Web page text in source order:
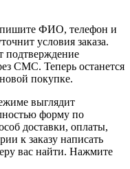
ФИО, телефон и
условия заказа.
подтверждение
СМС. Теперь останется
покупке.
выглядит
форму по
доставки, оплаты,
к заказу написать
вас найти. Нажмите